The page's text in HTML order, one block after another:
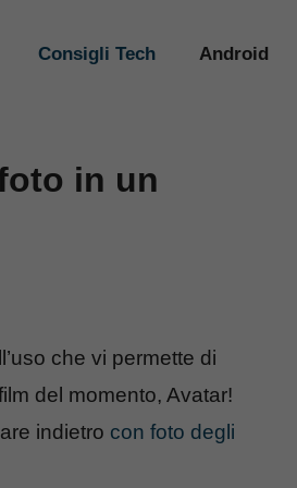
Consigli Tech Android
in un
che vi permette di
del momento, Avatar!
indietro con foto degli